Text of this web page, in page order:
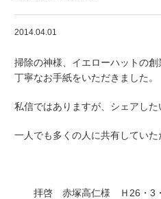
2014.04.01
掃除の神様、イエローハットの
丁寧なお手紙をいただきました。
私信ではありますが、シェアした
一人でも多くの人に共有していた
拝啓 赤塚高仁様 Ｈ26・3